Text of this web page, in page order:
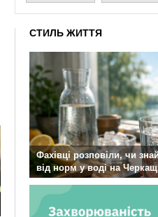
СТИЛЬ ЖИТТЯ
Фахівці розповіли, чи
від норм у воді на